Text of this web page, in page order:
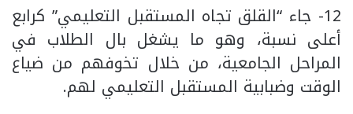
12- جاء “القلق تجاه المستقبل التعليمي” كرابع
أعلى نسبة، وهو ما يشغل بال الطلاب في
المراحل الجامعية، من خلال تخوفهم من ضياع
الوقت وضبابية المستقبل التعليمي لهم.